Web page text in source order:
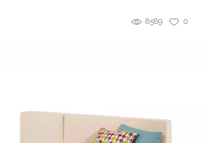
0
8589